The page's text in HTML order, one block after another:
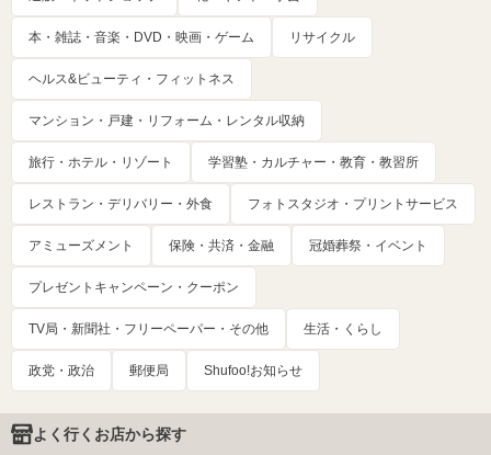
本・雑誌・音楽・DVD・映画・ゲーム リサイクル
ヘルス&ビューティ・フィットネス
マンション・戸建・リフォーム・レンタル収納
旅行・ホテル・リゾート 学習塾・カルチャー・教育・教習所
レストラン・デリバリー・外食 フォトスタジオ・プリントサービス
アミューズメント 保険・共済・金融 冠婚葬祭・イベント
プレゼントキャンペーン・クーポン
TV局・新聞社・フリーペーパー・その他 生活・くらし
政党・政治 郵便局 Shufoo!お知らせ
よく行くお店から探す